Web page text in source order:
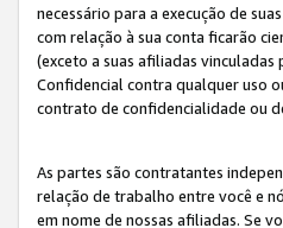
necessário para a execução de
com relação à sua conta ficarão
(exceto a suas afiliadas
Confidencial contra qualquer uso
contrato de confidencialidade ou
As partes são contratantes
relação de trabalho entre você e
em nome de nossas afiliadas. Se